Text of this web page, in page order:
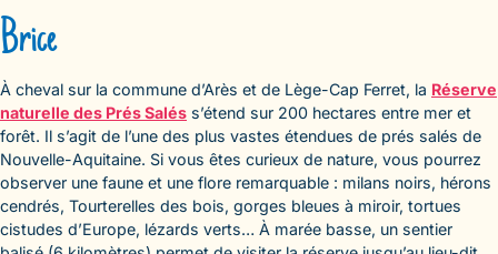
Brice
À cheval sur la commune d’Arès et de Lège-Cap Ferret, la Réserve
naturelle des Prés Salés s’étend sur 200 hectares entre mer et
forêt. Il s’agit de l’une des plus vastes étendues de prés salés de
Nouvelle-Aquitaine. Si vous êtes curieux de nature, vous pourrez
observer une faune et une flore remarquable : milans noirs, hérons
cendrés, Tourterelles des bois, gorges bleues à miroir, tortues
cistudes d’Europe, lézards verts… À marée basse, un sentier